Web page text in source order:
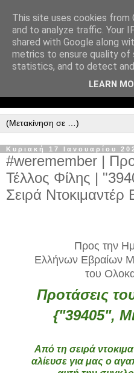
Κυριακή 17 Ιανουαρίου
#weremember |
Τέλλος Φίλης |
Σειρά Ντοκιμαντέρ
Προς την
Ελλήνων Εβραίων
του
Προτάσεις
{"39405",
Από τη σειρά
αλίευσε για μας ο
This site uses cookies
and to analyze traffic. Your
shared with Google along
metrics to ensure quality of
statistics, and to detect and
LEARN